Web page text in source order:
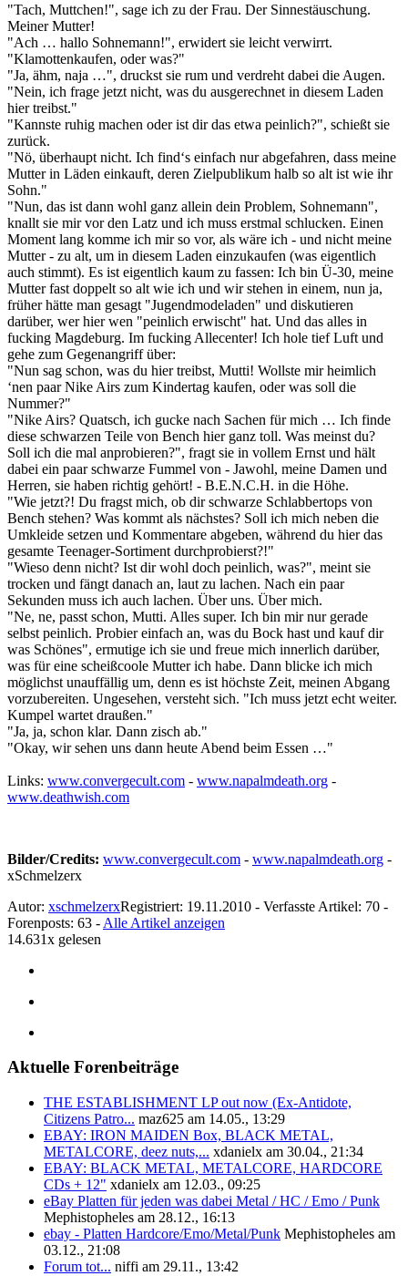
"Tach, Muttchen!", sage ich zu der Frau. Der Sinnestäuschung.
Meiner Mutter!
"Ach … hallo Sohnemann!", erwidert sie leicht verwirrt.
"Klamottenkaufen, oder was?"
"Ja, ähm, naja …", druckst sie rum und verdreht dabei die Augen.
"Nein, ich frage jetzt nicht, was du ausgerechnet in diesem Laden
hier treibst."
"Kannste ruhig machen oder ist dir das etwa peinlich?", schießt sie
zurück.
"Nö, überhaupt nicht. Ich find‘s einfach nur abgefahren, dass meine
Mutter in Läden einkauft, deren Zielpublikum halb so alt ist wie ihr
Sohn."
"Nun, das ist dann wohl ganz allein dein Problem, Sohnemann",
knallt sie mir vor den Latz und ich muss erstmal schlucken. Einen
Moment lang komme ich mir so vor, als wäre ich - und nicht meine
Mutter - zu alt, um in diesem Laden einzukaufen (was eigentlich
auch stimmt). Es ist eigentlich kaum zu fassen: Ich bin Ü-30, meine
Mutter fast doppelt so alt wie ich und wir stehen in einem, nun ja,
früher hätte man gesagt "Jugendmodeladen" und diskutieren
darüber, wer hier wen "peinlich erwischt" hat. Und das alles in
fucking Magdeburg. Im fucking Allecenter! Ich hole tief Luft und
gehe zum Gegenangriff über:
"Nun sag schon, was du hier treibst, Mutti! Wollste mir heimlich
‘nen paar Nike Airs zum Kindertag kaufen, oder was soll die
Nummer?"
"Nike Airs? Quatsch, ich gucke nach Sachen für mich … Ich finde
diese schwarzen Teile von Bench hier ganz toll. Was meinst du?
Soll ich die mal anprobieren?", fragt sie in vollem Ernst und hält
dabei ein paar schwarze Fummel von - Jawohl, meine Damen und
Herren, sie haben richtig gehört! - B.E.N.C.H. in die Höhe.
"Wie jetzt?! Du fragst mich, ob dir schwarze Schlabbertops von
Bench stehen? Was kommt als nächstes? Soll ich mich neben die
Umkleide setzen und Kommentare abgeben, während du hier das
gesamte Teenager-Sortiment durchprobierst?!"
"Wieso denn nicht? Ist dir wohl doch peinlich, was?", meint sie
trocken und fängt danach an, laut zu lachen. Nach ein paar
Sekunden muss ich auch lachen. Über uns. Über mich.
"Ne, ne, passt schon, Mutti. Alles super. Ich bin mir nur gerade
selbst peinlich. Probier einfach an, was du Bock hast und kauf dir
was Schönes", ermutige ich sie und freue mich innerlich darüber,
was für eine scheißcoole Mutter ich habe. Dann blicke ich mich
möglichst unauffällig um, denn es ist höchste Zeit, meinen Abgang
vorzubereiten. Ungesehen, versteht sich. "Ich muss jetzt echt weiter.
Kumpel wartet draußen."
"Ja, ja, schon klar. Dann zisch ab."
"Okay, wir sehen uns dann heute Abend beim Essen …"
Links: www.convergecult.com - www.napalmdeath.org -
www.deathwish.com
Bilder/Credits: www.convergecult.com - www.napalmdeath.org -
xSchmelzerx
Autor: xschmelzerxRegistriert: 19.11.2010 - Verfasste Artikel: 70 -
Forenposts: 63 - Alle Artikel anzeigen
14.631x gelesen
Aktuelle Forenbeiträge
THE ESTABLISHMENT LP out now (Ex-Antidote,
Citizens Patro... maz625 am 14.05., 13:29
EBAY: IRON MAIDEN Box, BLACK METAL,
METALCORE, deez nuts,... xdanielx am 30.04., 21:34
EBAY: BLACK METAL, METALCORE, HARDCORE
CDs + 12" xdanielx am 12.03., 09:25
eBay Platten für jeden was dabei Metal / HC / Emo / Punk
Mephistopheles am 28.12., 16:13
ebay - Platten Hardcore/Emo/Metal/Punk Mephistopheles am
03.12., 21:08
Forum tot... niffi am 29.11., 13:42